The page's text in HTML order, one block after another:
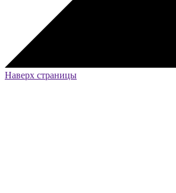
Наверх страницы